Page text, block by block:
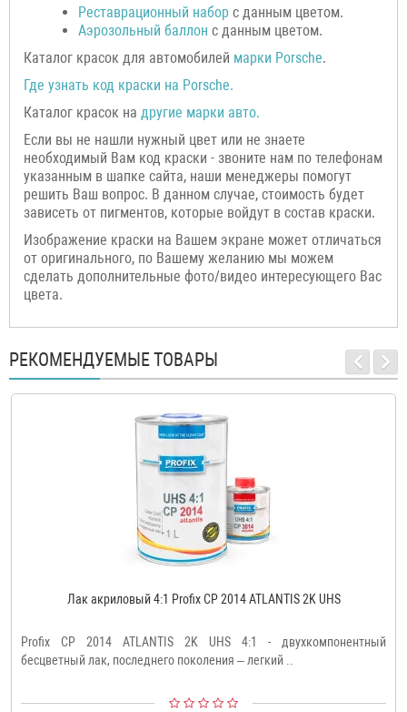
Реставрационный набор с данным цветом.
Аэрозольный баллон с данным цветом.
Каталог красок для автомобилей марки Porsche.
Где узнать код краски на Porsche.
Каталог красок на другие марки авто.
Если вы не нашли нужный цвет или не знаете
необходимый Вам код краски - звоните нам по телефонам
указанным в шапке сайта, наши менеджеры помогут
решить Ваш вопрос. В данном случае, стоимость будет
зависеть от пигментов, которые войдут в состав краски.
Изображение краски на Вашем экране может отличаться
от оригинального, по Вашему желанию мы можем
сделать дополнительные фото/видео интересующего Вас
цвета.
РЕКОМЕНДУЕМЫЕ ТОВАРЫ
Лак акриловый 4:1 Profix CP 2014 ATLANTIS 2K UHS
Profix CP 2014 ATLANTIS 2K UHS 4:1 - двухкомпонентный
бесцветный лак, последнего поколения – легкий ..